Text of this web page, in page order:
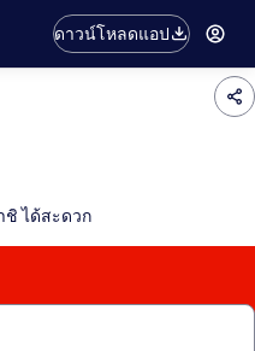
ดาวน์โหลดแอป
ชิ ได้สะดวก